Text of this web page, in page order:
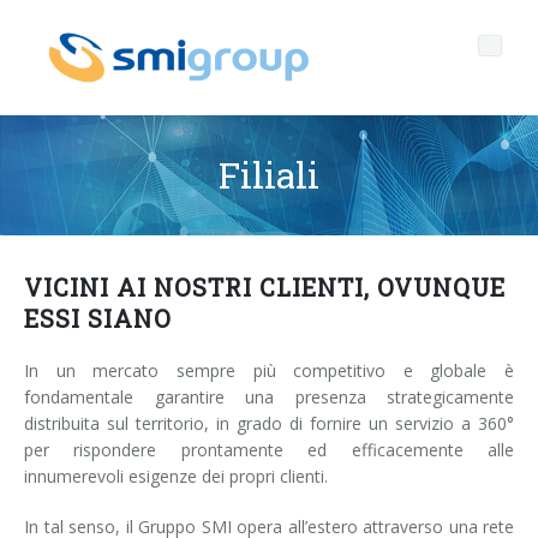
Profilo
Chi siamo
Mission
Storia
Governance
Codice Etico
Qualità, Ambiente e Sicurezza
Bottiglie senza etichetta
rPET
Prodotti
LINEE DI IMBOTTIGLIAMENTO
After sales
Filiali
VICINI AI NOSTRI CLIENTI, OVUNQUE
ESSI SIANO
In un mercato sempre più competitivo e globale è
fondamentale garantire una presenza strategicamente
distribuita sul territorio, in grado di fornire un servizio a 360°
per rispondere prontamente ed efficacemente alle
innumerevoli esigenze dei propri clienti.
In tal senso, il Gruppo SMI opera all’estero attraverso una rete